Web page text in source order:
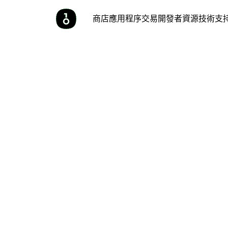
商店應用程序交易開發者資源技術支